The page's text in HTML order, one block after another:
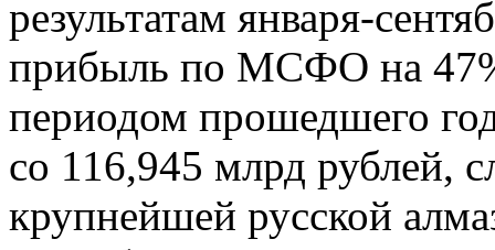
результатам января-
прибыль по МСФО на
периодом прошедшего
со 116,945 млрд рублей,
крупнейшей русской